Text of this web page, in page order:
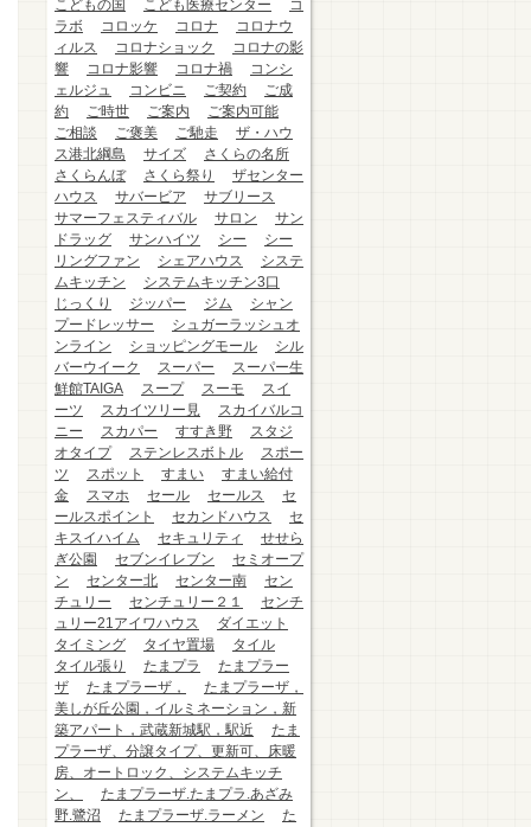
こどもの国
こども医療センター
コ
ラボ
コロッケ コロナ
コロナウ
ィルス
コロナショック
コロナの影
響
コロナ影響 コロナ禍
コンシ
ェルジュ
コンビニ ご契約
ご成
約
ご時世 ご案内
ご案内可能
ご相談
ご褒美 ご馳走
ザ・ハウ
ス港北綱島
サイズ
さくらの名所
さくらんぼ
さくら祭り
ザセンター
ハウス
サバービア
サブリース
サマーフェスティバル
サロン
サン
ドラッグ
サンハイツ シー
シー
リングファン
シェアハウス
システ
ムキッチン
システムキッチン3口
じっくり
ジッパー ジム
シャン
プードレッサー
シュガーラッシュオ
ンライン
ショッピングモール
シル
バーウイーク
スーパー
スーパー生
鮮館TAIGA
スープ スーモ
スイ
ーツ
スカイツリー見
スカイバルコ
ニー
スカパー すすき野
スタジ
オタイプ
ステンレスボトル
スポー
ツ
スポット すまい
すまい給付
金
スマホ セール セールス
セ
ールスポイント
セカンドハウス
セ
キスイハイム
セキュリティ
せせら
ぎ公園
セブンイレブン
セミオープ
ン
センター北 センター南
セン
チュリー
センチュリー２１
センチ
ュリー21アイワハウス
ダイエット
タイミング
タイヤ置場
タイル
タイル張り
たまプラ
たまプラー
ザ
たまプラーザ，
たまプラーザ，
美しが丘公園，イルミネーション，新
築アパート，武蔵新城駅，駅近
たま
プラーザ、分譲タイプ、更新可、床暖
房、オートロック、システムキッチ
ン、
たまプラーザ.たまプラ.あざみ
野.鷺沼
たまプラーザ.ラーメン
た